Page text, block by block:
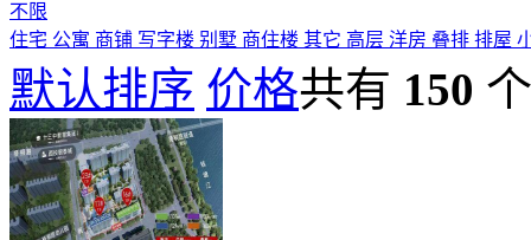
不限
住宅 公寓 商铺 写字楼 别墅 商住楼 其它 高层 洋房 叠排 排屋
默认排序 价格共有 150